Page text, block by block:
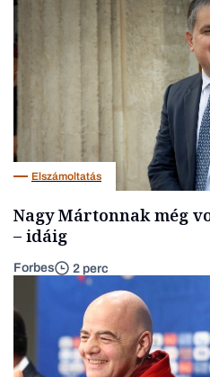
Elszámoltatás
Nagy Mártonnak még
– idáig
Forbes 2 perc